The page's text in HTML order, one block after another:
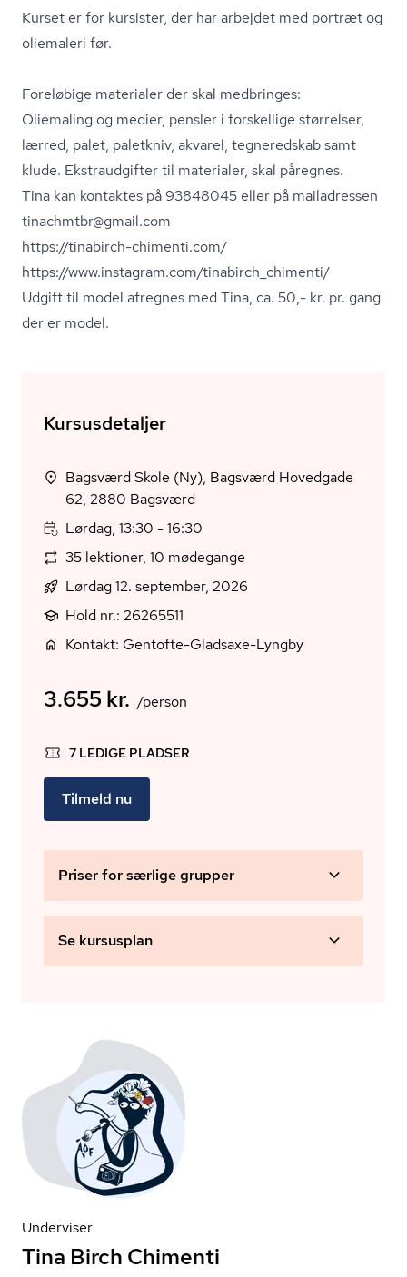
Kurset er for kursister, der har arbejdet med portræt og
oliemaleri før.
Foreløbige materialer der skal medbringes:
Oliemaling og medier, pensler i forskellige størrelser,
lærred, palet, paletkniv, akvarel, tegneredskab samt
klude. Ekstraudgifter til materialer, skal påregnes.
Tina kan kontaktes på 93848045 eller på mailadressen
tinachmtbr@gmail.com
https://tinabirch-chimenti.com/
https://www.instagram.com/tinabirch_chimenti/
Udgift til model afregnes med Tina, ca. 50,- kr. pr. gang
der er model.
Kursusdetaljer
Bagsværd Skole (Ny), Bagsværd Hovedgade
62, 2880 Bagsværd
Lørdag, 13:30 - 16:30
35 lektioner, 10 mødegange
Lørdag 12. september, 2026
Hold nr.: 26265511
Kontakt: Gentofte-Gladsaxe-Lyngby
3.655 kr. /person
7 LEDIGE PLADSER
Tilmeld nu
Priser for særlige grupper
Se kursusplan
Underviser
Tina Birch Chimenti